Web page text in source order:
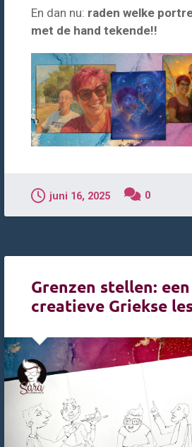
En dan nu: raden welke
met de hand tekende!!
juni 16, 2025 0
Grenzen stellen: een
creatieve Griekse